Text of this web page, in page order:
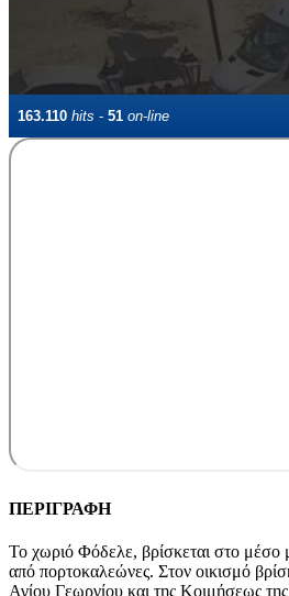
ΠΕΡΙΓΡΑΦΗ
Το χωριό Φόδελε, βρίσκεται στο μέσο
από πορτοκαλεώνες. Στον οικισμό
Αγίου Γεωργίου και της Κοιμήσεως